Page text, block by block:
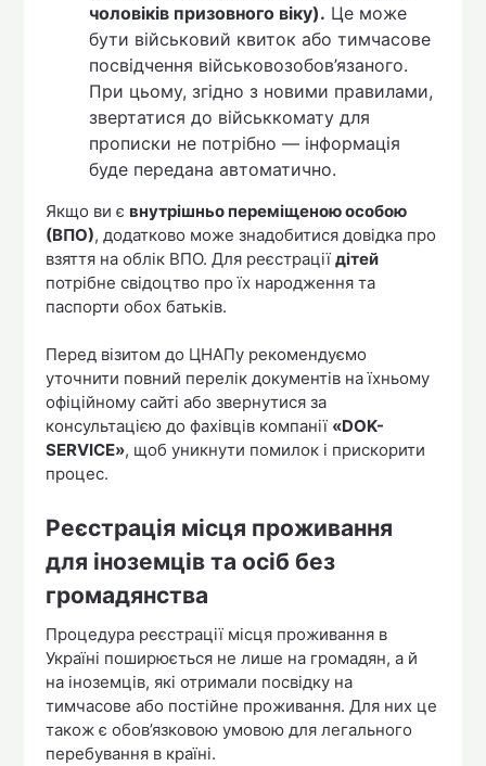
чоловіків призовного віку). Це може
бути військовий квиток або тимчасове
посвідчення військовозобов’язаного.
При цьому, згідно з новими правилами,
звертатися до військкомату для
прописки не потрібно — інформація
буде передана автоматично.
Якщо ви є внутрішньо переміщеною особою
(ВПО), додатково може знадобитися довідка про
взяття на облік ВПО. Для реєстраціїдітей
потрібне свідоцтво про їх народження та
паспорти обох батьків.
Перед візитом до ЦНАПу рекомендуємо
уточнити повний перелік документів на їхньому
офіційному сайті або звернутися за
консультацією до фахівців компанії «DOK-
SERVICE», щоб уникнути помилок і прискорити
процес.
Реєстрація місця проживання
для іноземців та осіб без
громадянства
Процедура реєстрації місця проживання в
Україні поширюється не лише на громадян, а й
на іноземців, які отримали посвідку на
тимчасове або постійне проживання. Для них це
також є обов’язковою умовою для легального
перебування в країні.